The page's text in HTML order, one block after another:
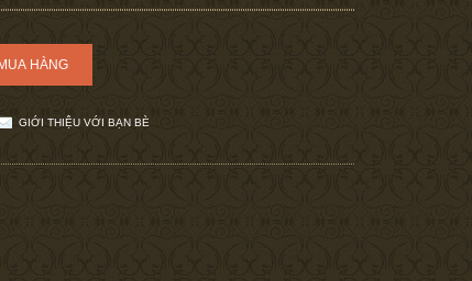
GIỚI THIỆU VỚI BẠN BÈ